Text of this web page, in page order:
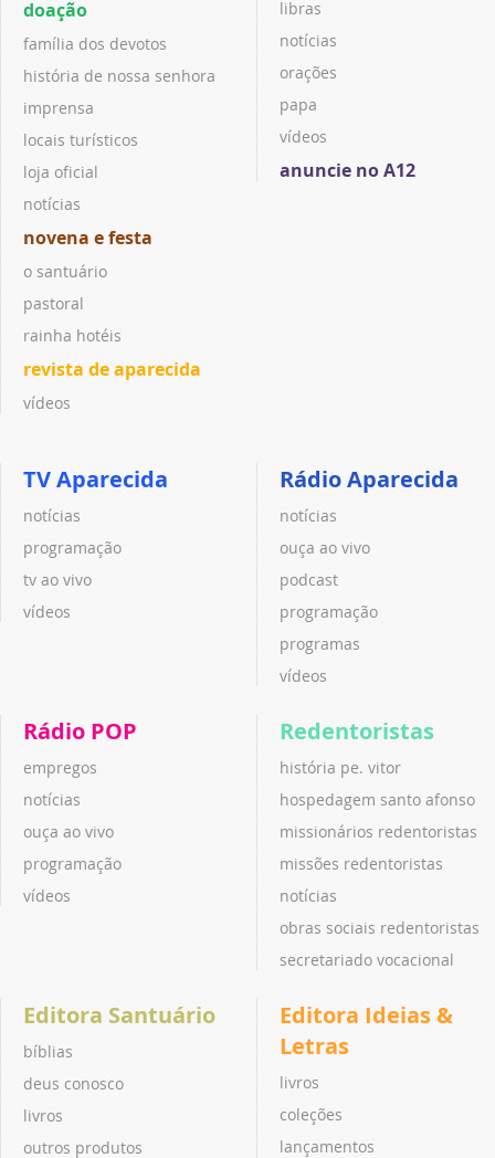
doação
família dos devotos
história de nossa senhora
imprensa
locais turísticos
loja oficial
notícias
novena e festa
o santuário
pastoral
rainha hotéis
revista de aparecida
vídeos
libras
notícias
orações
papa
vídeos
anuncie no A12
TV Aparecida
notícias
programação
tv ao vivo
vídeos
Rádio Aparecida
notícias
ouça ao vivo
podcast
programação
programas
vídeos
Rádio POP
empregos
notícias
ouça ao vivo
programação
vídeos
Redentoristas
história pe. vitor
hospedagem santo afonso
missionários redentoristas
missões redentoristas
notícias
obras sociais redentoristas
secretariado vocacional
Editora Santuário
bíblias
deus conosco
livros
outros produtos
Editora Ideias &
Letras
livros
coleções
lançamentos